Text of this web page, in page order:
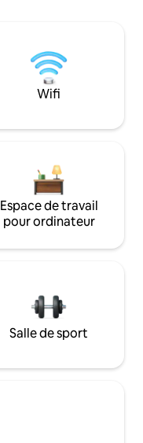
Wifi
Espace de travail
pour ordinateur
Salle de sport